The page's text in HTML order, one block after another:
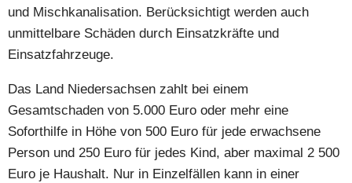
und Mischkanalisation. Berücksichtigt werden auch
unmittelbare Schäden durch Einsatzkräfte und
Einsatzfahrzeuge.
Das Land Niedersachsen zahlt bei einem
Gesamtschaden von 5.000 Euro oder mehr eine
Soforthilfe in Höhe von 500 Euro für jede erwachsene
Person und 250 Euro für jedes Kind, aber maximal 2 500
Euro je Haushalt. Nur in Einzelfällen kann in einer